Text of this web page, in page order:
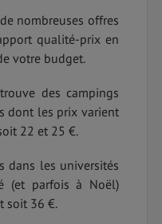
nombreuses offres
qualité-prix en
votre budget.
des campings
dont les prix varient
22 et 25 €.
dans les universités
(et parfois à Noël)
soit 36 €.